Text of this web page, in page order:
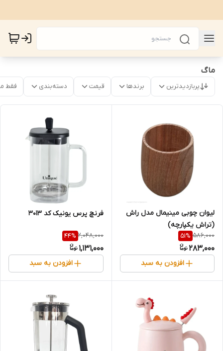
ماگ
پربازدیدترین برندها قیمت دسته‌بندی فقط
لیوان چوبی مینیمال مدل راش
(تراش یکپارچه)
586,000
51%
283,000
افزودن به سبد
فرنچ پرس یونیک کد 3013
2,048,000
44%
1,131,000
افزودن به سبد